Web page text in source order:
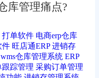
库管理痛点?
打单软件 电商erp仓库
件 旺店通ERP 进销存
wms仓库管理系统 ERP
跟踪管理 采购订单管理